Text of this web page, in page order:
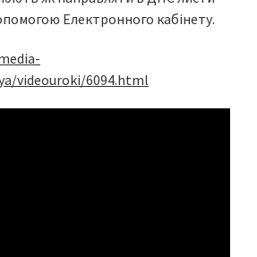
Електронного кабінету.
videouroki/6094.html